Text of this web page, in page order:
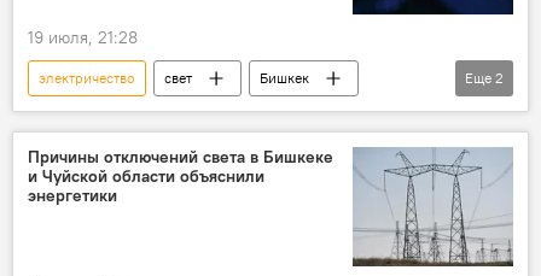
19 июля, 21:28
электричество свет
Бишкек
отключения
график
Еще 2
Причины отключений света в Бишкеке
и Чуйской области объяснили
энергетики